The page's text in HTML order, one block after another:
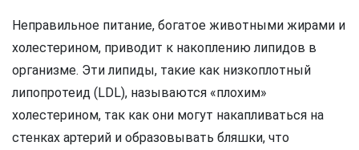
Неправильное питание, богатое животными жирами и
холестерином, приводит к накоплению липидов в
организме. Эти липиды, такие как низкоплотный
липопротеид (LDL), называются «плохим»
холестерином, так как они могут накапливаться на
стенках артерий и образовывать бляшки, что